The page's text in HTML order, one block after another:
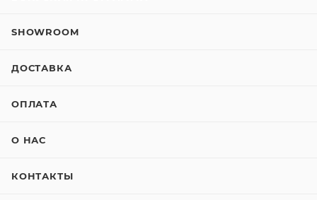
SHOWROOM
ДОСТАВКА
ОПЛАТА
О НАС
КОНТАКТЫ